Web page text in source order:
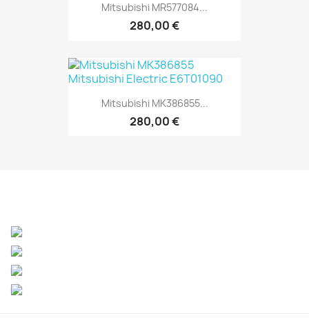
Mitsubishi MR577084...
280,00 €
Mitsubishi MK386855...
280,00 €